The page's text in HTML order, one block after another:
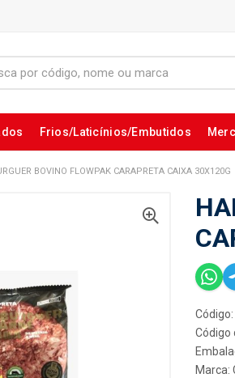
Frios/Laticínios/Embutidos
BOVINO FLOWPAK CARAPRETA CAIXA 30X120G
Código
Marca: